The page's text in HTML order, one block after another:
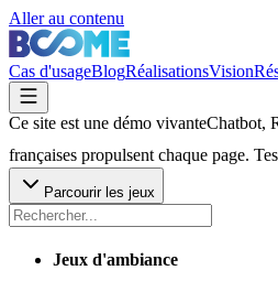
Aller au contenu
Cas d'usageBlogRéalisationsVision
Ce site est une démo vivanteChatbot,
françaises propulsent chaque page.
Parcourir les jeux
Jeux d'ambiance